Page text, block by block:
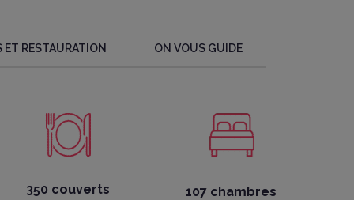
ET RESTAURATION ON VOUS GUIDE
350 couverts 107 chambres